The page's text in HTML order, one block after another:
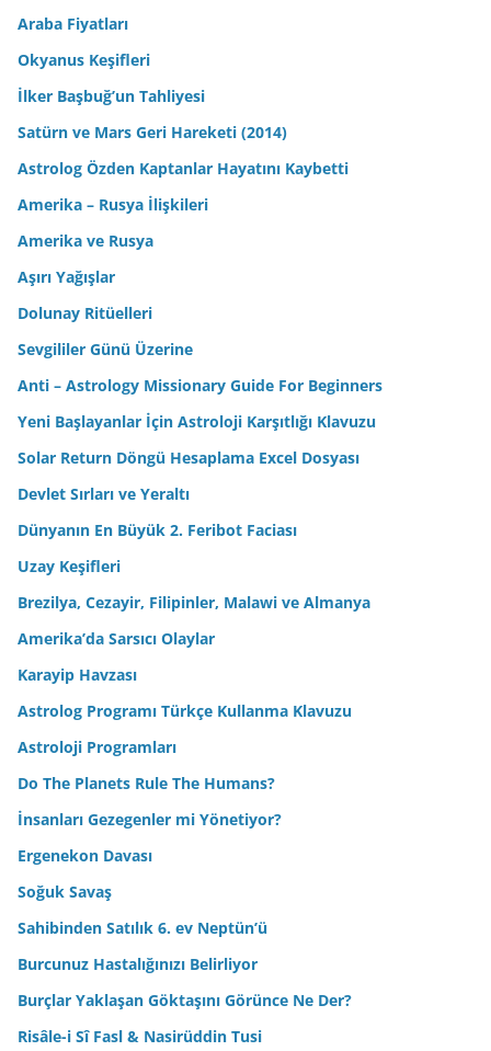
Araba Fiyatları
Okyanus Keşifleri
İlker Başbuğ’un Tahliyesi
Satürn ve Mars Geri Hareketi (2014)
Astrolog Özden Kaptanlar Hayatını Kaybetti
Amerika – Rusya İlişkileri
Amerika ve Rusya
Aşırı Yağışlar
Dolunay Ritüelleri
Sevgililer Günü Üzerine
Anti – Astrology Missionary Guide For Beginners
Yeni Başlayanlar İçin Astroloji Karşıtlığı Klavuzu
Solar Return Döngü Hesaplama Excel Dosyası
Devlet Sırları ve Yeraltı
Dünyanın En Büyük 2. Feribot Faciası
Uzay Keşifleri
Brezilya, Cezayir, Filipinler, Malawi ve Almanya
Amerika’da Sarsıcı Olaylar
Karayip Havzası
Astrolog Programı Türkçe Kullanma Klavuzu
Astroloji Programları
Do The Planets Rule The Humans?
İnsanları Gezegenler mi Yönetiyor?
Ergenekon Davası
Soğuk Savaş
Sahibinden Satılık 6. ev Neptün’ü
Burcunuz Hastalığınızı Belirliyor
Burçlar Yaklaşan Göktaşını Görünce Ne Der?
Risâle-i Sî Fasl & Nasirüddin Tusi